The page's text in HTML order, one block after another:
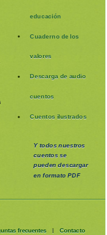
educación
Cuaderno de los
valores
Descarga de audio
cuentos
Cuentos ilustrados
Y todos nuestros
cuentos se
puedendescargar
en formato PDF
frecuentes | Contacto